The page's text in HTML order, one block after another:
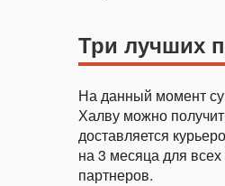
Три лучших
На данный момент
Халву можно
доставляется
на 3 месяца для
партнеров.